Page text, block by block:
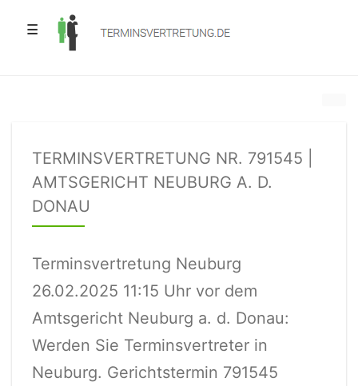
☰
TERMINSVERTRETUNG NR. 791545 |
AMTSGERICHT NEUBURG A. D.
DONAU
Terminsvertretung Neuburg
26.02.2025 11:15 Uhr vor dem
Amtsgericht Neuburg a. d. Donau:
Werden Sie Terminsvertreter in
Neuburg. Gerichtstermin 791545